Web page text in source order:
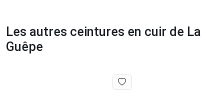
Les autres ceintures en cuir de La
Guêpe